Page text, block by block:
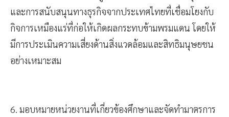
5. กำหนดมาตรการกำกับดูแลการส่งออกเครื่องจักร อุปกรณ์
และการสนับสนุนทางธุรกิจจากประเทศไทยที่เชื่อมโยงกับ
กิจการเหมืองแร่ที่ก่อให้เกิดผลกระทบข้ามพรมแดน โดยให้
มีการประเมินความเสี่ยงด้านสิ่งแวดล้อมและสิทธิมนุษยชน